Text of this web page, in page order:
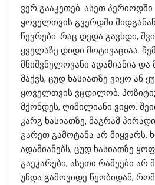
ვერ გააკეთებ. ასეთ პერიოდში
ყოველთვის გვერდში
წევრები. რაც დედა გავხდი,
ყველაზე დიდი მოტივაციაა.
მნიშვნელოვანი ადამიანია
მაქვს, ცუდ ხასიათზე ვიყო ან
ყოველთვის ვცდილობ,
მქონდეს, ღიმილიანი ვიყო.
კარგ ხასიათზე, მაგრამ
გარეთ გამოტანა არ მიყვარს.
ადამიანებს, ცუდ ხასიათზე
გაეკარები, ასეთი რამეები არ
უნდა გამოვიდე წყობიდან, რომ